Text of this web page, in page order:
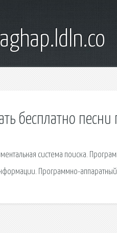
бесплатно
система поиска.
Программно-